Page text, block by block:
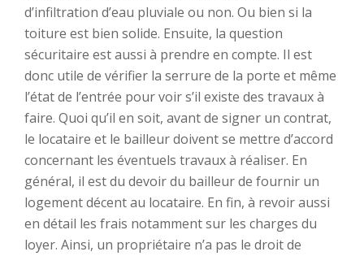
d’infiltration d’eau pluviale ou non. Ou bien si la
toiture est bien solide. Ensuite, la question
sécuritaire est aussi à prendre en compte. Il est
donc utile de vérifier la serrure de la porte et même
l’état de l’entrée pour voir s’il existe des travaux à
faire. Quoi qu’il en soit, avant de signer un contrat,
le locataire et le bailleur doivent se mettre d’accord
concernant les éventuels travaux à réaliser. En
général, il est du devoir du bailleur de fournir un
logement décent au locataire. En fin, à revoir aussi
en détail les frais notamment sur les charges du
loyer. Ainsi, un propriétaire n’a pas le droit de